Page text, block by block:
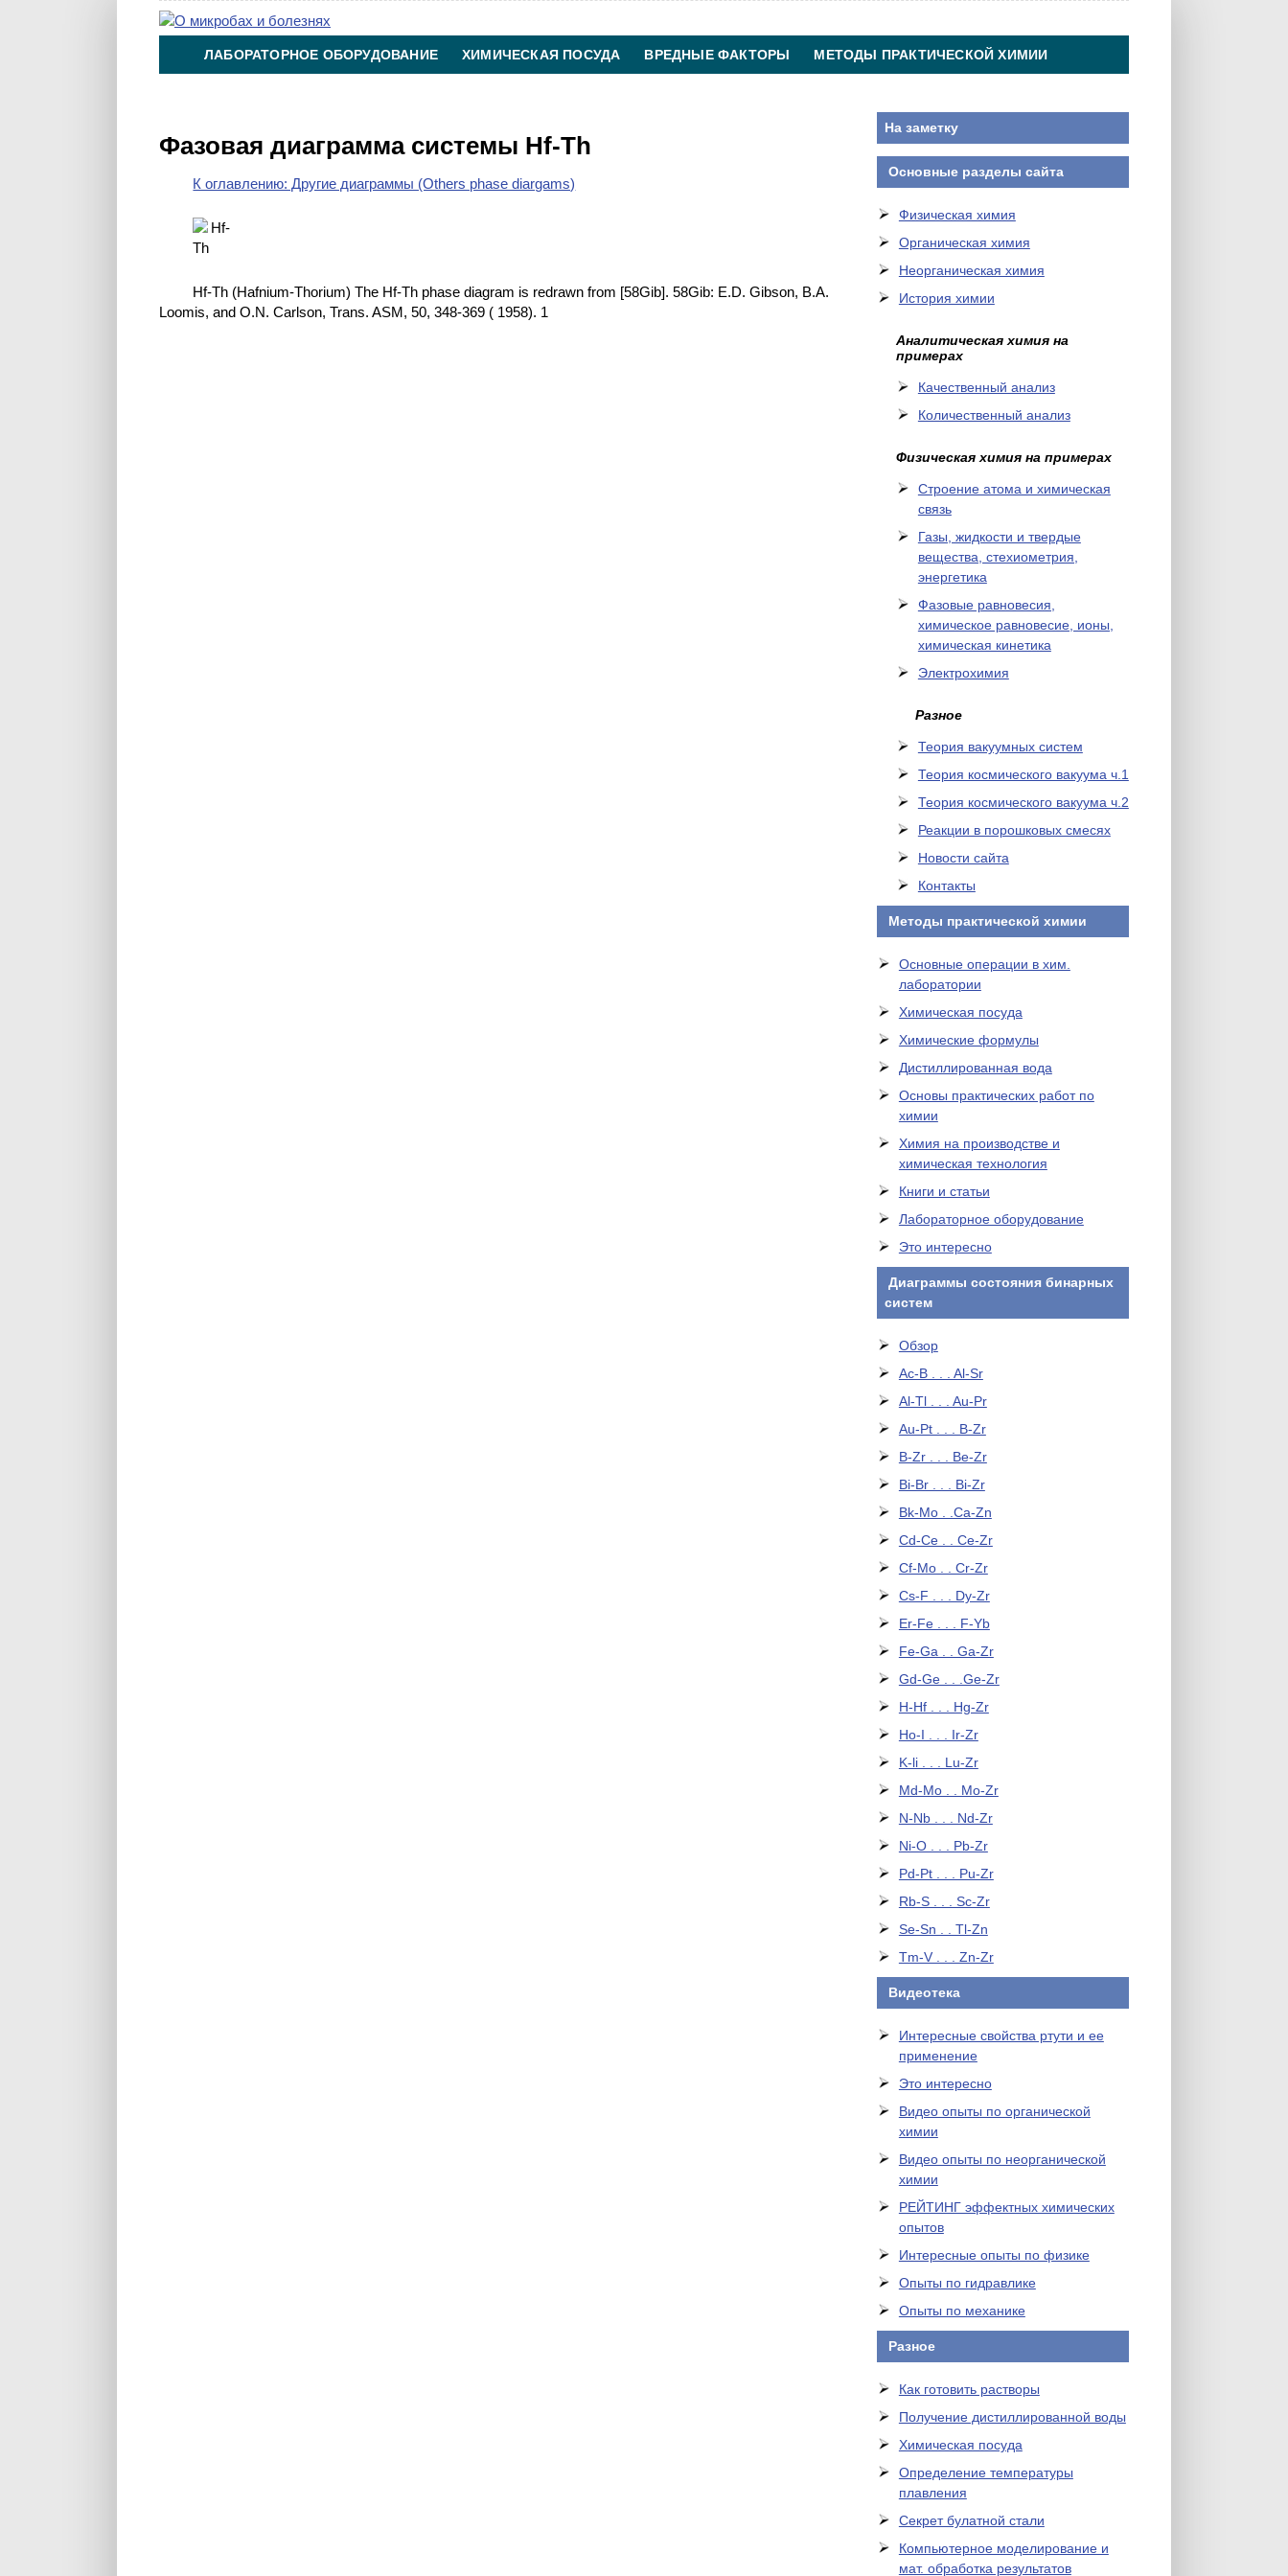
ЛАБОРАТОРНОЕ ОБОРУДОВАНИЕ ХИМИЧЕСКАЯ ПОСУДА ВРЕДНЫЕ ФАКТОРЫ МЕТОДЫ ПРАКТИЧЕСКОЙ ХИМИИ
Фазовая диаграмма системы Hf-Th
К оглавлению: Другие диаграммы (Others phase diargams)
Hf-Th (Hafnium-Thorium) The Hf-Th phase diagram is redrawn from [58Gib]. 58Gib: E.D. Gibson, B.A.
Loomis, and O.N. Carlson, Trans. ASM, 50, 348-369 ( 1958). 1
На заметку
Основные разделы сайта
Физическая химия
Органическая химия
Неорганическая химия
История химии
Аналитическая химия на
примерах
Качественный анализ
Количественный анализ
Физическая химия на примерах
Cтроение атома и химическая
связь
Газы, жидкости и твердые
вещества, стехиометрия,
энергетика
Фазовые равновесия,
химическое равновесие, ионы,
химическая кинетика
Электрохимия
Разное
Теория вакуумных систем
Теория космического вакуума ч.1
Теория космического вакуума ч.2
Реакции в порошковых смесях
Новости сайта
Контакты
Методы практической химии
Основные операции в хим.
лаборатории
Химическая посуда
Химические формулы
Дистиллированная вода
Основы практических работ по
химии
Химия на производстве и
химическая технология
Книги и статьи
Лабораторное оборудование
Это интересно
Диаграммы состояния бинарных
систем
Обзор
Ac-B . . . Al-Sr
Al-Tl . . . Au-Pr
Au-Pt . . . B-Zr
B-Zr . . . Be-Zr
Bi-Br . . . Bi-Zr
Bk-Mo . .Ca-Zn
Cd-Ce . . Ce-Zr
Cf-Mo . . Cr-Zr
Cs-F . . . Dy-Zr
Er-Fe . . . F-Yb
Fe-Ga . . Ga-Zr
Gd-Ge . . .Ge-Zr
H-Hf . . . Hg-Zr
Ho-I . . . Ir-Zr
K-li . . . Lu-Zr
Md-Mo . . Mo-Zr
N-Nb . . . Nd-Zr
Ni-O . . . Pb-Zr
Pd-Pt . . . Pu-Zr
Rb-S . . . Sc-Zr
Se-Sn . . Tl-Zn
Tm-V . . . Zn-Zr
Видеотека
Интересные свойства ртути и ее
применение
Это интересно
Видео опыты по органической
химии
Видео опыты по неорганической
химии
РЕЙТИНГ эффектных химических
опытов
Интересные опыты по физике
Опыты по гидравлике
Опыты по механике
Разное
Как готовить растворы
Получение дистиллированной воды
Химическая посуда
Определение температуры
плавления
Секрет булатной стали
Компьютерное моделирование и
мат. обработка результатов